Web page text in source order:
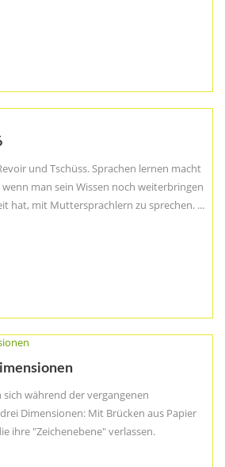
und Tschüss. Sprachen lernen macht
man sein Wissen noch weiterbringen
hat, mit Muttersprachlern zu sprechen. ...
während der vergangenen
Dimensionen: Mit Brücken aus Papier
ihre "Zeichenebene" verlassen.